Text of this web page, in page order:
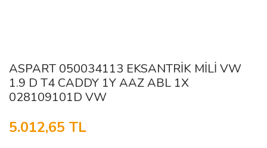
ASPART 050034113 EKSANTRİK MİLİ VW
1.9 D T4 CADDY 1Y AAZ ABL 1X
028109101D VW
5.012,65 TL